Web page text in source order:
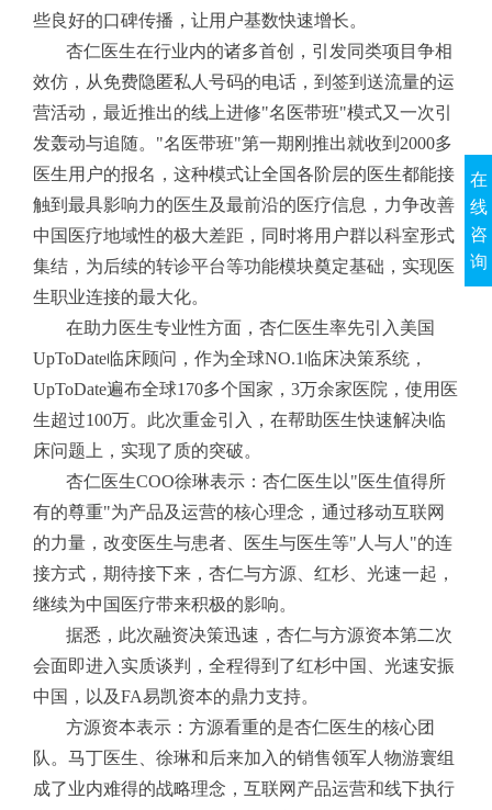
些良好的口碑传播，让用户基数快速增长。
杏仁医生在行业内的诸多首创，引发同类项目争相
效仿，从免费隐匿私人号码的电话，到签到送流量的运
营活动，最近推出的线上进修"名医带班"模式又一次引
发轰动与追随。"名医带班"第一期刚推出就收到2000多
医生用户的报名，这种模式让全国各阶层的医生都能接
触到最具影响力的医生及最前沿的医疗信息，力争改善
中国医疗地域性的极大差距，同时将用户群以科室形式
集结，为后续的转诊平台等功能模块奠定基础，实现医
生职业连接的最大化。
在助力医生专业性方面，杏仁医生率先引入美国
UpToDate临床顾问，作为全球NO.1临床决策系统，
UpToDate遍布全球170多个国家，3万余家医院，使用医
生超过100万。此次重金引入，在帮助医生快速解决临
床问题上，实现了质的突破。
杏仁医生COO徐琳表示：杏仁医生以"医生值得所
有的尊重"为产品及运营的核心理念，通过移动互联网
的力量，改变医生与患者、医生与医生等"人与人"的连
接方式，期待接下来，杏仁与方源、红杉、光速一起，
继续为中国医疗带来积极的影响。
据悉，此次融资决策迅速，杏仁与方源资本第二次
会面即进入实质谈判，全程得到了红杉中国、光速安振
中国，以及FA易凯资本的鼎力支持。
方源资本表示：方源看重的是杏仁医生的核心团
队。马丁医生、徐琳和后来加入的销售领军人物游寰组
成了业内难得的战略理念，互联网产品运营和线下执行
在
线
咨
询